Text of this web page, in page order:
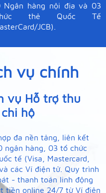
Ngân hàng nội địa và 03
thẻ Quốc Tế
JCB).
vụ chính
vụ Hỗ trợ thu
hộ
đa nền tảng, liên kết
ngân hàng, 03 tổ chức
tế (Visa, Mastercard,
các Ví điện tử. Quy trình
- thanh toán linh động
tiền online 24/7 từ Ví điện